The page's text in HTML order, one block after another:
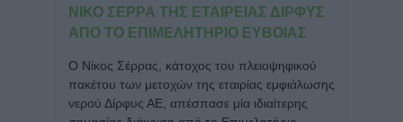
ΝΊΚΟ ΣΈΡΡΑ ΤΗΣ ΕΤΑΙΡΕΊΑΣ ΔΊΡΦΥΣ
ΑΠΌ ΤΟ ΕΠΙΜΕΛΗΤΉΡΙΟ ΕΎΒΟΙΑΣ
Ο Νίκος Σέρρας, κάτοχος του πλειοψηφικού
πακέτου των μετοχών της εταιρίας εμφιάλωσης
νερού Δίρφυς ΑΕ, απέσπασε μία ιδιαίτερης